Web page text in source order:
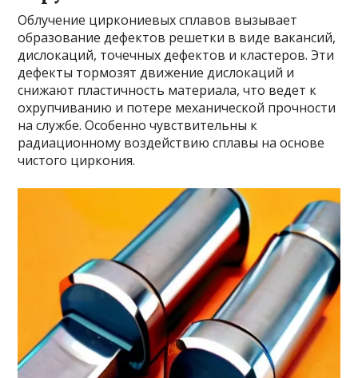
Облучение циркониевых сплавов вызывает
образование дефектов решетки в виде вакансий,
дислокаций, точечных дефектов и кластеров. Эти
дефекты тормозят движение дислокаций и
снижают пластичность материала, что ведет к
охрупчиванию и потере механической прочности
на службе. Особенно чувствительны к
радиационному воздействию сплавы на основе
чистого циркония.